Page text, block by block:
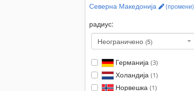
Северна Македонија
(промени)
радиус:
Неограничено (5)
Германија (3)
Холандија (1)
Норвешка (1)